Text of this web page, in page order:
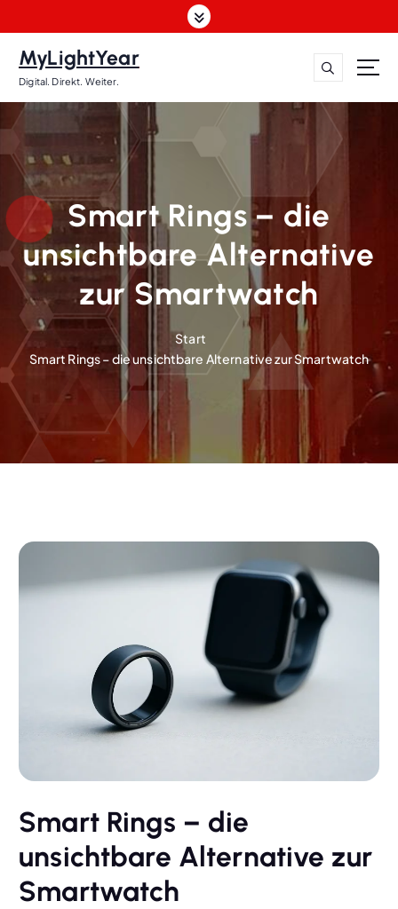
u
a
l
p
MyLightYear
Digital. Direkt. Weiter.
Smart Rings – die
unsichtbare Alternative
zur Smartwatch
Start
Smart Rings – die unsichtbare Alternative zur Smartwatch
Smart Rings – die
unsichtbare Alternative zur
Smartwatch